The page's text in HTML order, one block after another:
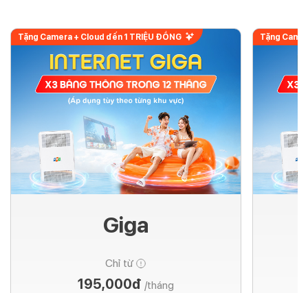
Tặng Camera + Cloud đến 1 TRIỆU ĐỒNG
Giga
Chỉ từ
195,000đ /tháng
Tặng